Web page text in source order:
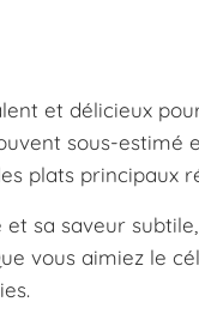
et délicieux
sous-
plats
sa saveur
vous aimiez le